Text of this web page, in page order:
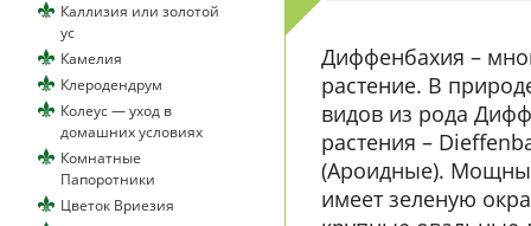
Диффенбахия –
растение. В
видов из рода
растения –
(Ароидные).
имеет зеленую
Каллизия или золотой
ус
Камелия
Клеродендрум
Колеус — уход в
домашних условиях
Комнатные
Папоротники
Цветок Вриезия